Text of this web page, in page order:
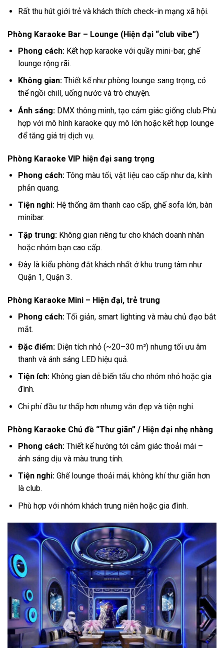
Rất thu hút giới trẻ và khách thích check-in mạng xã hội.
Phòng Karaoke Bar – Lounge (Hiện đại “club vibe”)
Phong cách:Kết hợp karaoke với quầy mini-bar, ghế
lounge rộng rãi.
Không gian:Thiết kế như phòng lounge sang trọng, có
thể ngồi chill, uống nước và trò chuyện.
Ánh sáng:DMX thông minh, tạo cảm giác giống club.Phù
hợp với mô hình karaoke quy mô lớn hoặc kết hợp lounge
để tăng giá trị dịch vụ.
Phòng Karaoke VIP hiện đại sang trọng
Phong cách:Tông màu tối, vật liệu cao cấp như da, kính
phản quang.
Tiện nghi:Hệ thống âm thanh cao cấp, ghế sofa lớn, bàn
minibar.
Tập trung:Không gian riêng tư cho khách doanh nhân
hoặc nhóm bạn cao cấp.
Đây là kiểu phòng đắt khách nhất ở khu trung tâm như
Quận 1, Quận 3.
Phòng Karaoke Mini – Hiện đại, trẻ trung
Phong cách:Tối giản, smart lighting và màu chủ đạo bắt
mắt.
Đặc điểm:Diện tích nhỏ (~20–30 m²) nhưng tối ưu âm
thanh và ánh sáng LED hiệu quả.
Tiện ích:Không gian dễ biến tấu cho nhóm nhỏ hoặc gia
đình.
Chi phí đầu tư thấp hơn nhưng vẫn đẹp và tiện nghi.
Phòng Karaoke Chủ đề “Thư giãn” / Hiện đại nhẹ nhàng
Phong cách:Thiết kế hướng tới cảm giác thoải mái –
ánh sáng dịu và màu trung tính.
Tiện nghi:Ghế lounge thoải mái, không khí thư giãn hơn
là club.
Phù hợp với nhóm khách trung niên hoặc gia đình.